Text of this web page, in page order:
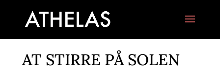
AT STIRRE PÅ SOLEN